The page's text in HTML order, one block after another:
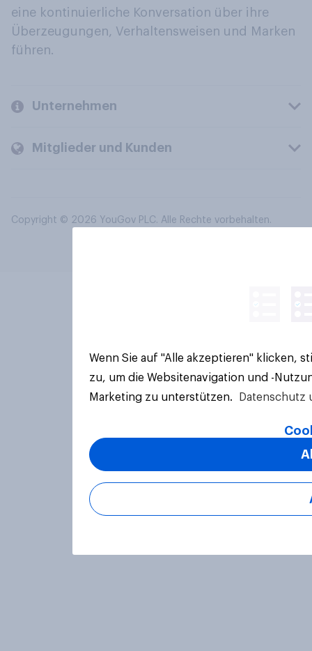
eine kontinuierliche Konversation über ihre
Überzeugungen, Verhaltensweisen und Marken
führen.
Unternehmen
Mitglieder und Kunden
Copyright © 2026 YouGov PLC. Alle Rechte vorbehalten.
Wenn Sie auf "Alle akzeptieren" klicken,
zu, um die Websitenavigation und -
Marketing zu unterstützen.
Datenschutz